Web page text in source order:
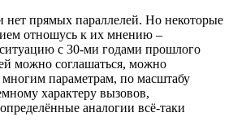
нет прямых параллелей. Но некоторые
отношусь к их мнению –
с 30-ми годами прошлого
можно соглашаться, можно
параметрам, по масштабу
характеру вызовов,
аналогии всё-таки